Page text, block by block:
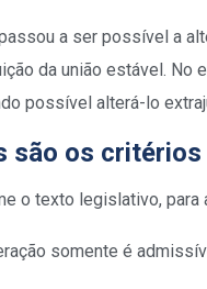
a ser possível a
da união estável. No
possível alterá-lo
são os
o texto legislativo,
somente é